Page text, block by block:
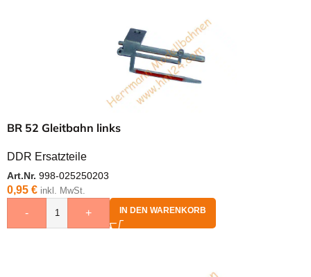
BR 52 Gleitbahn links
DDR Ersatzteile
Art.Nr. 998-025250203
0,95 € inkl. MwSt.
- + IN DEN WARENKORB